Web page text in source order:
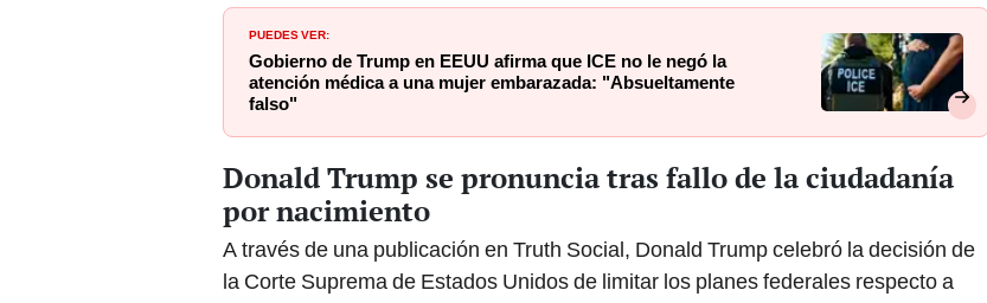
PUEDES VER:
Gobierno de Trump en EEUU afirma que ICE no le negó la
atención médica a una mujer embarazada: "Absueltamente
falso"
Donald Trump se pronuncia tras fallo de la ciudadanía
por nacimiento
A través de una publicación en Truth Social, Donald Trump celebró la decisión de
la Corte Suprema de Estados Unidos de limitar los planes federales respecto a